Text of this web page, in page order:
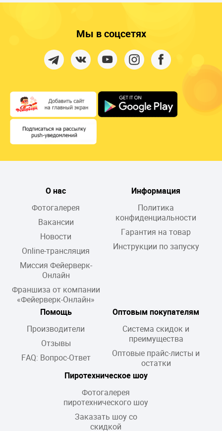
Мы в соцсетях
О нас
Фотогалерея
Вакансии
Новости
Online-трансляция
Миссия Фейерверк-
Онлайн
Франшиза от компании
«Фейерверк-Онлайн»
Информация
Политика
конфиденциальности
Гарантия на товар
Инструкции по запуску
Помощь
Производители
Отзывы
FAQ: Вопрос-Ответ
Оптовым покупателям
Система скидок и
преимущества
Оптовые прайс-листы и
остатки
Пиротехническое шоу
Фотогалерея
пиротехнического шоу
Заказать шоу со
скидкой